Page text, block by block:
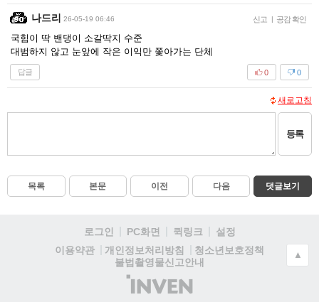
나드리 26-05-19 06:46 신고 | 공감 확인
국힘이 딱 밴댕이 소갈딱지 수준
대범하지 않고 눈앞에 작은 이익만 쫓아가는 단체
답글 0
0
새로고침
등록
목록 본문 이전 다음 댓글보기
로그인 PC화면 퀵링크
설정
이용약관
개인정보처리방침
청소년보호정책
불법촬영물신고안내
(주)
인
▲